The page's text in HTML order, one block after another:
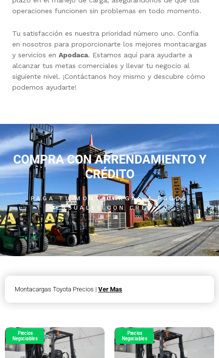
operaciones funcionen sin problemas en todo momento.
Tu satisfacción es nuestra prioridad número uno. Confía
en nosotros para proporcionarte los mejores montacargas
y servicios en Apodaca. Estamos aquí para ayudarte a
alcanzar tus metas comerciales y llevar tu negocio al
siguiente nivel. ¡Contáctanos hoy mismo y descubre cómo
podemos ayudarte!
COMPRA CON ARRENDAMIENTO Y
CRÉDITO
PAGA TU MONTACARGAS A PAGOS
MENSUALES CON CRÉDITO
Montacargas Toyota Precios | Ver Mas
Precios
Negociables
Precios
Negociables